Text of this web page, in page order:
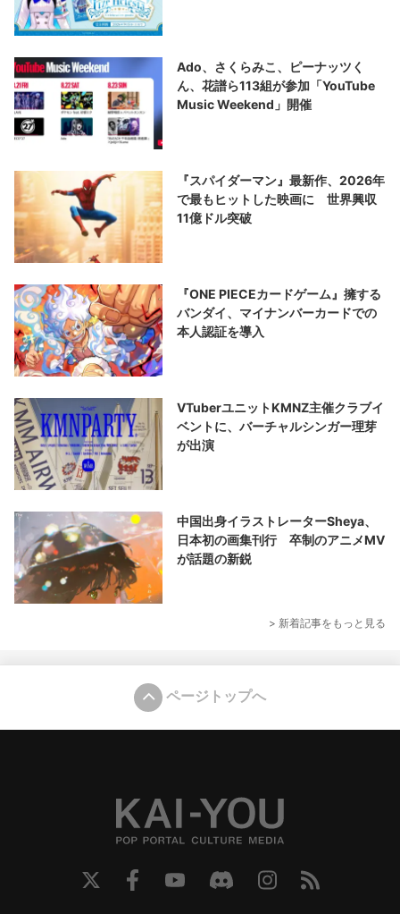
Ado、さくらみこ、ピーナッツく
ん、花譜ら113組が参加「YouTube
Music Weekend」開催
『スパイダーマン』最新作、2026年
で最もヒットした映画に 世界興収
11億ドル突破
『ONE PIECEカードゲーム』擁する
バンダイ、マイナンバーカードでの
本人認証を導入
VTuberユニットKMNZ主催クラブイ
ベントに、バーチャルシンガー理芽
が出演
中国出身イラストレーターSheya、
日本初の画集刊行 卒制のアニメMV
が話題の新鋭
> 新着記事をもっと見る
ページトップへ